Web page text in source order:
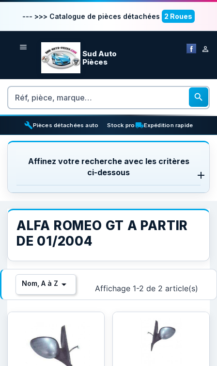
--- >>> Catalogue de pièces détachées 2 Roues
 
Sud Auto
Pièces
Rechercher

buildPièces détachées auto inventory_2
Stock prolocal_shippingExpédition rapide
Affinez votre recherche avec les critères
ci-dessous
ALFA ROMEO GT A PARTIR
DE 01/2004
Nom, A à Z  Affichage 1-2 de 2 article(s)